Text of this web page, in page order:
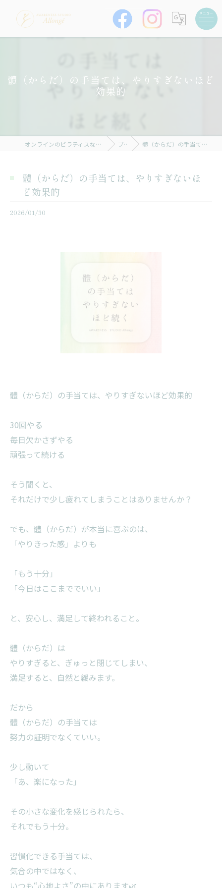
體（からだ）の手当ては、やりすぎないほど
効果的
オンラインのピラティスならAWARENESS STUDIO Allongé ブログ 體（からだ）の手当ては、やりすぎないほど効果的
體（からだ）の手当ては、やりすぎないほ
ど効果的
2026/01/30
體（からだ）の手当ては、やりすぎないほど効果的
30回やる
毎日欠かさずやる
頑張って続ける
そう聞くと、
それだけで少し疲れてしまうことはありませんか？
でも、體（からだ）が本当に喜ぶのは、
「やりきった感」よりも
「もう十分」
「今日はここまででいい」
と、安心し、満足して終われること。
體（からだ）は
やりすぎると、ぎゅっと閉じてしまい、
満足すると、自然と緩みます。
だから
體（からだ）の手当ては
努力の証明でなくていい。
少し動いて
「あ、楽になった」
その小さな変化を感じられたら、
それでもう十分。
習慣化できる手当ては、
気合の中ではなく、
いつも“心地よさ”の中にあります🌿